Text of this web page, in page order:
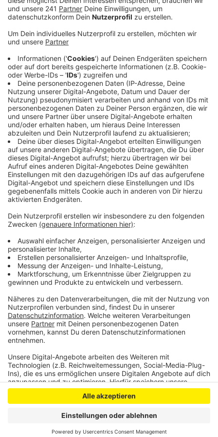
Anzeige
Veröffentlicht:Dienstag, 11.05.2021 14:59
Menschen, die von Schlebusch aus angeblich die
Uroma in Bayern pflegen und deshalb eine Impfung
brauchen. Mit solchen Impfgeschichten haben es die
Hausarztpraxen täglich zutun, sagt Leverkusens
Ärztesprecher.Er weist noch einmal darauf hin, dass
die Ärzte verpflichtet sind die Impfreihenfolge
einzuhalten. Auch wenn Impfstoff übrig sei, müsse es
nachweisbare Gründe für eine Spontanimpfung geben.
Die Malteser weisen pro Woche schätzungsweise
zehn Vordrängler direkt am Eingang des Impfzentrums
ab. Und das rigoros. Dass es Impfdrängler geben wird,
sei von Anfang mit eingeplant gewesen, sagte ein
Sprecher – deshalb sei auch Security vor Ort.
Anzeige
Anzeige